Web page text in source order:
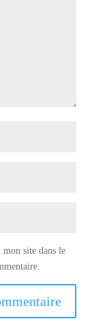
site dans le